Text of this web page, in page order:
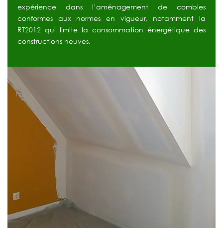
expérience
dans l’aménagement de
combles
conformes
aux normes en vigueur, notamment
la
RT2012 qui limite la consommation énergétique des
constructions neuves.